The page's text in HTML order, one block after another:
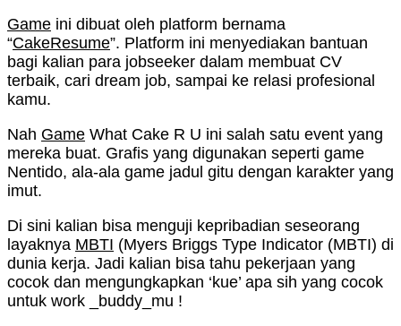
Game ini dibuat oleh platform bernama
“CakeResume”. Platform ini menyediakan bantuan
bagi kalian para jobseeker dalam membuat CV
terbaik, cari dream job, sampai ke relasi profesional
kamu.
Nah Game What Cake R U ini salah satu event yang
mereka buat. Grafis yang digunakan seperti game
Nentido, ala-ala game jadul gitu dengan karakter yang
imut.
Di sini kalian bisa menguji kepribadian seseorang
layaknya MBTI (Myers Briggs Type Indicator (MBTI) di
dunia kerja. Jadi kalian bisa tahu pekerjaan yang
cocok dan mengungkapkan ‘kue’ apa sih yang cocok
untuk work _buddy_mu !